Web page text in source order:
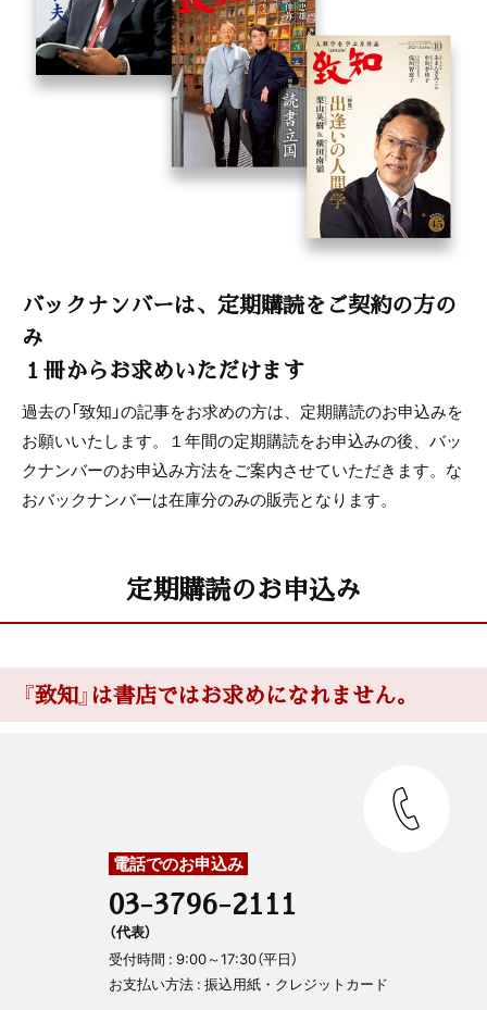
バックナンバーは、定期購読をご契約の方の
み
１冊からお求めいただけます
過去の「致知」の記事をお求めの方は、定期購読のお申込みを
お願いいたします。１年間の定期購読をお申込みの後、バッ
クナンバーのお申込み方法をご案内させていただきます。な
おバックナンバーは在庫分のみの販売となります。
定期購読のお申込み
『致知』は書店ではお求めになれません。
電話でのお申込み
03-3796-2111
（代表）
受付時間 : 9:00～17:30（平日）
お支払い方法 : 振込用紙・クレジットカード